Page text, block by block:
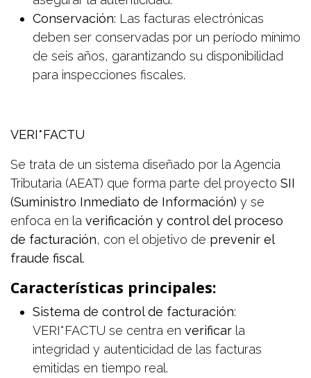
Conservación: Las facturas electrónicas
deben ser conservadas por un período mínimo
de seis años, garantizando su disponibilidad
para inspecciones fiscales.
VERI*FACTU
Se trata de un sistema diseñado por la Agencia
Tributaria (AEAT) que forma parte del proyecto SII
(Suministro Inmediato de Información) y se
enfoca en la verificación y control del proceso
de facturación, con el objetivo de prevenir el
fraude fiscal.
Características principales:
Sistema de control de facturación:
VERI*FACTU se centra en verificar la
integridad y autenticidad de las facturas
emitidas en tiempo real.